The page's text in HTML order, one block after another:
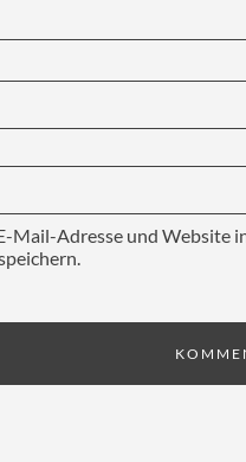
Mail-Adresse und Website